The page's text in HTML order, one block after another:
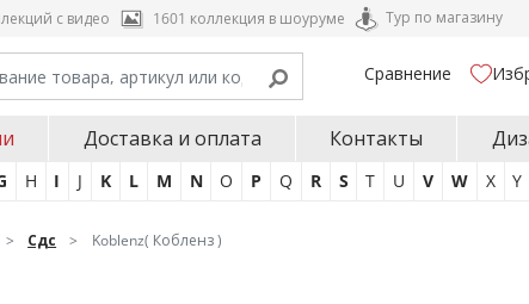
с видео 1601 коллекция в шоуруме Тур по магазину
Сравнение
Доставка и оплата Контакты
H I J K L M N O P Q R S T U V W X Y
Сдс Koblenz( Кобленз )